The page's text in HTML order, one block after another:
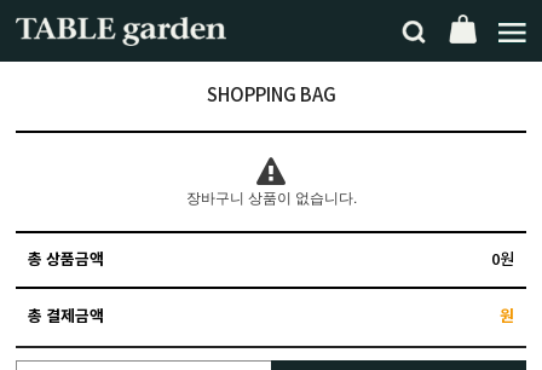
SHOPPING BAG
장바구니 상품이 없습니다.
총 상품금액 0원
총 결제금액 원